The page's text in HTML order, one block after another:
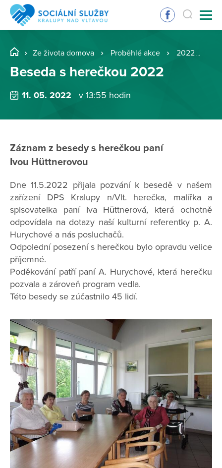
Ze života domova Proběhlé akce 2022
Beseda s herečkou 2022
11. 05. 2022 v 13:55 hodin
Záznam z besedy s herečkou paní
Ivou Hüttnerovou
Dne 11.5.2022 přijala pozvání k besedě v našem
zařízení DPS Kralupy n/Vlt. herečka, malířka a
spisovatelka paní Iva Hüttnerová, která ochotně
odpovídala na dotazy naší kulturní referentky p. A.
Hurychové a nás posluchačů.
Odpolední posezení s herečkou bylo opravdu velice
příjemné.
Poděkování patří paní A. Hurychové, která herečku
pozvala a zároveň program vedla.
Této besedy se zúčastnilo 45 lidí.